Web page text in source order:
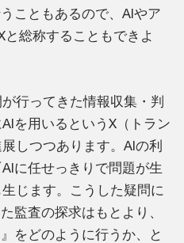
こともあるので、AIやア
総称することもできよ
行ってきた情報収集・判
を用いるというX（トラン
しつつあります。AIの利
に任せっきりで問題が生
じます。こうした疑問に
監査の探求はもとより、
をどのように行うか、と